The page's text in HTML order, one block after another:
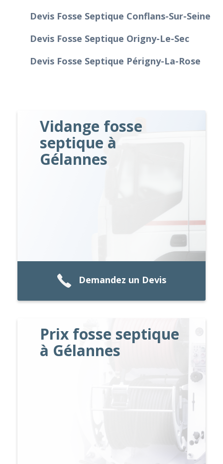
Devis Fosse Septique Conflans-Sur-Seine
Devis Fosse Septique Origny-Le-Sec
Devis Fosse Septique Périgny-La-Rose
Vidange fosse
septique à
Gélannes
Demandez un Devis
Prix fosse septique
à Gélannes